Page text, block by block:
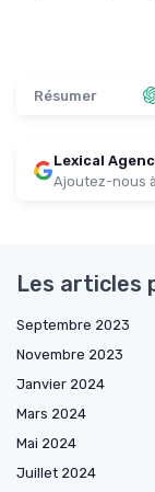
Résumer
Lexical
Ajoutez-nous
Les articles
Septembre 2023
Novembre 2023
Janvier 2024
Mars 2024
Mai 2024
Juillet 2024